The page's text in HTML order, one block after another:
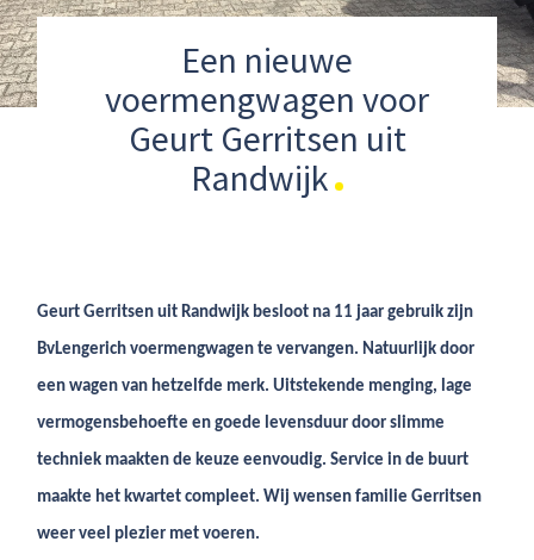
Een nieuwe
voermengwagen voor
Geurt Gerritsen uit
Randwijk
Geurt Gerritsen uit Randwijk besloot na 11 jaar gebruik zijn
BvLengerich voermengwagen te vervangen. Natuurlijk door
een wagen van hetzelfde merk. Uitstekende menging, lage
vermogensbehoefte en goede levensduur door slimme
techniek maakten de keuze eenvoudig. Service in de buurt
maakte het kwartet compleet. Wij wensen familie Gerritsen
weer veel plezier met voeren.